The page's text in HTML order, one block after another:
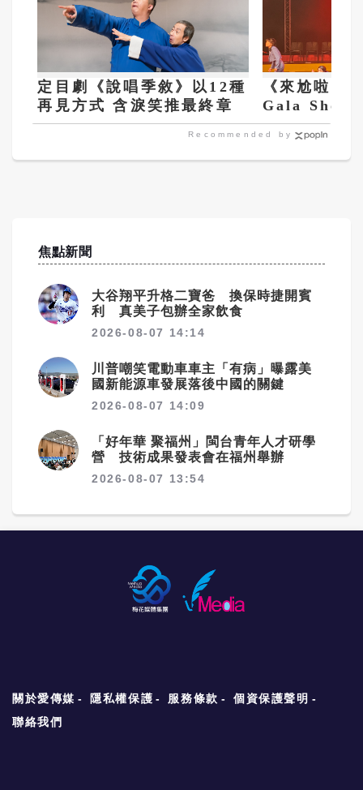
定目劇《說唱季敘》以12種
再見方式 含淚笑推最終章
《來尬啦
Gala Show
集台灣10年
Recommended by
焦點新聞
大谷翔平升格二寶爸 換保時捷開賓
利 真美子包辦全家飲食
2026-08-07 14:14
川普嘲笑電動車車主「有病」曝露美
國新能源車發展落後中國的關鍵
2026-08-07 14:09
「好年華 聚福州」閩台青年人才研學
營 技術成果發表會在福州舉辦
2026-08-07 13:54
關於愛傳媒 隱私權保護 服務條款
個資保護聲明
聯絡我們